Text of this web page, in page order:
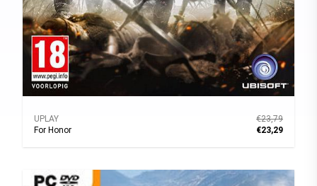
UPLAY
For Honor
€23,79
€23,29